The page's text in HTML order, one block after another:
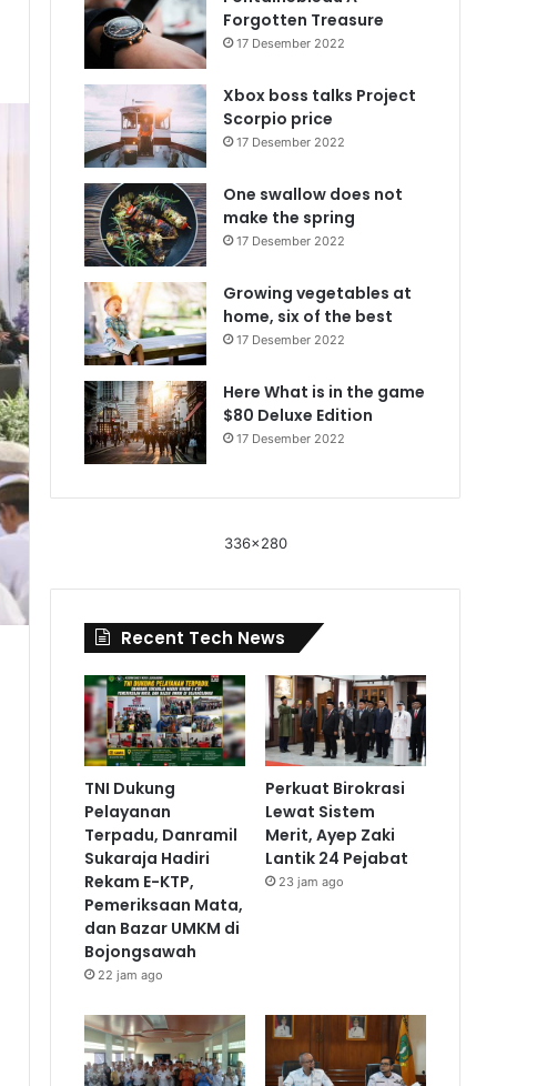
Forgotten Treasure
17 Desember 2022
Xbox boss talks Project
Scorpio price
17 Desember 2022
One swallow does not
make the spring
17 Desember 2022
Growing vegetables at
home, six of the best
17 Desember 2022
Here What is in the game
$80 Deluxe Edition
17 Desember 2022
336x280
Recent Tech News
TNI Dukung
Pelayanan
Terpadu, Danramil
Sukaraja Hadiri
Rekam E-KTP,
Pemeriksaan Mata,
dan Bazar UMKM di
Bojongsawah
22 jam ago
Perkuat Birokrasi
Lewat Sistem
Merit, Ayep Zaki
Lantik 24 Pejabat
23 jam ago